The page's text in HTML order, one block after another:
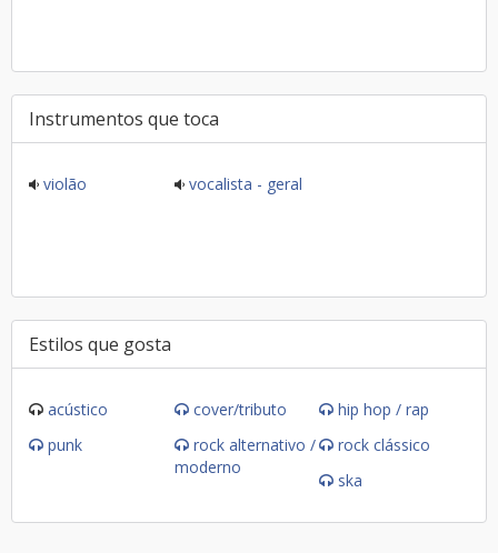
Instrumentos que toca
violão vocalista - geral
Estilos que gosta
acústico cover/tributo
hip hop / rap
punk
rock alternativo /
moderno
rock clássico
ska